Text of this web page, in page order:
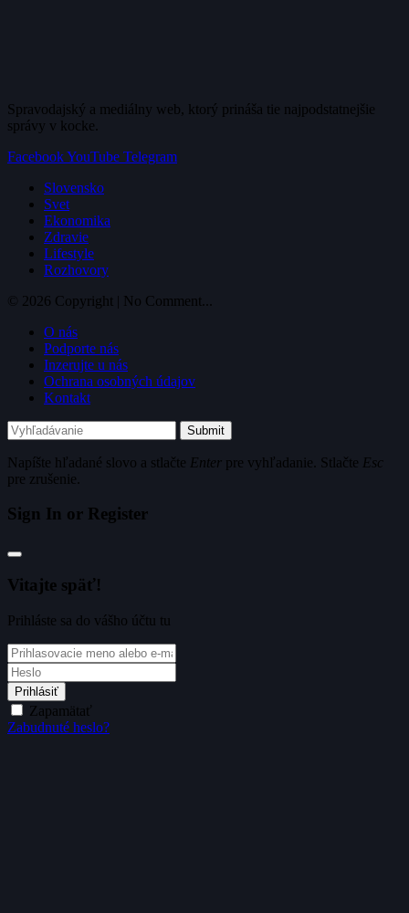
Spravodajský a mediálny web, ktorý prináša tie najpodstatnejšie
správy v kocke.
FacebookYouTube Telegram
Slovensko
Svet
Ekonomika
Zdravie
Lifestyle
Rozhovory
© 2026 Copyright | No Comment...
O nás
Podporte nás
Inzerujte u nás
Ochrana osobných údajov
Kontakt
Submit
Napíšte hľadané slovo a stlačte Enter pre vyhľadanie. Stlačte Esc
pre zrušenie.
Sign In or Register
Vitajte späť!
Prihláste sa do vášho účtu tu
Prihlásiť
Zapamätať
Zabudnuté heslo?